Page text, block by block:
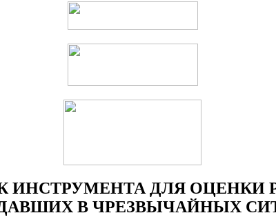
ИНСТРУМЕНТА ДЛЯ ОЦЕНКИ
В ЧРЕЗВЫЧАЙНЫХ